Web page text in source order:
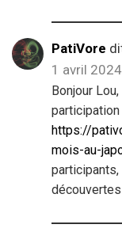
PatiVore
1 avril
Bonjour
https://
mois-au-
découvertes